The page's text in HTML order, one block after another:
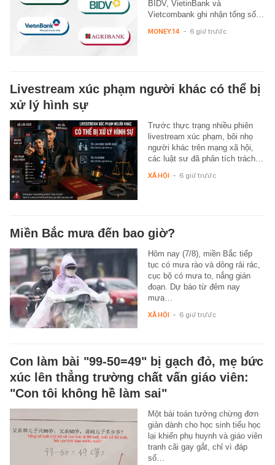
BIDV, VietinBank và
Vietcombank ghi nhận tổng số…
MONEY.14 - 6 giờ trước
Livestream xúc phạm người khác có thể bị
xử lý hình sự
Trước thực trạng nhiều phiên
livestream xúc phạm, bôi nhọ
người khác trên mạng xã hội,
các luật sư đã phân tích trách…
XÃ HỘI - 6 giờ trước
Miền Bắc mưa đến bao giờ?
Hôm nay (7/8), miền Bắc tiếp
tục có mưa rào và dông rải rác,
cục bộ có mưa to, nắng gián
đoạn. Dự báo từ đêm nay
mưa…
XÃ HỘI - 6 giờ trước
Con làm bài "99-50=49" bị gạch đỏ, mẹ bức
xúc lên thẳng trường chất vấn giáo viên:
"Con tôi không hề làm sai"
Một bài toán tưởng chừng đơn
giản dành cho học sinh tiểu học
lại khiến phụ huynh và giáo viên
tranh cãi gay gắt, chỉ vì đáp
số…